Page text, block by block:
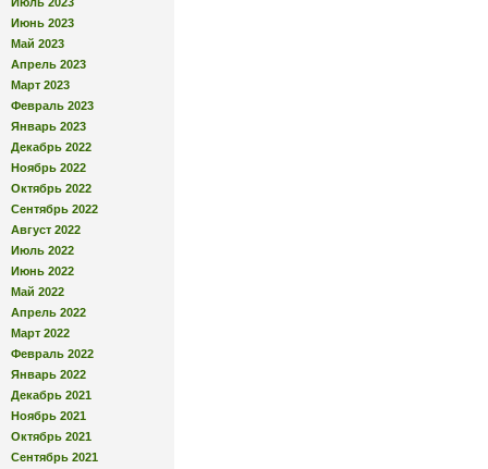
Июнь 2023
Май 2023
Апрель 2023
Март 2023
Февраль 2023
Январь 2023
Декабрь 2022
Ноябрь 2022
Октябрь 2022
Сентябрь 2022
Август 2022
Июль 2022
Июнь 2022
Май 2022
Апрель 2022
Март 2022
Февраль 2022
Январь 2022
Декабрь 2021
Ноябрь 2021
Октябрь 2021
Сентябрь 2021